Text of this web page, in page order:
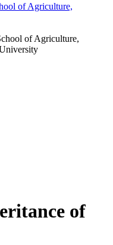
of Agriculture,
of Agriculture,
of